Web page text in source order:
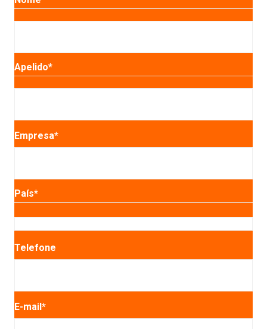
Primeiro
Apelido*
Empresa*
País*
Telefone
E-mail*